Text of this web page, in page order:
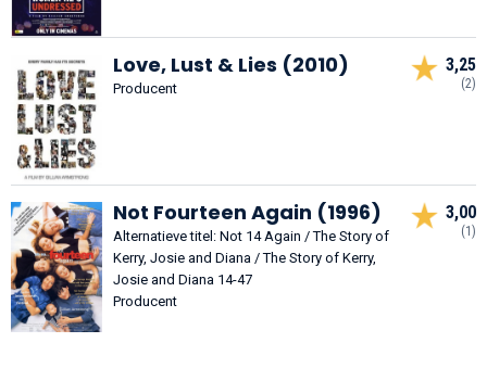
Love, Lust & Lies (2010)
Producent
3,25
(2)
Not Fourteen Again (1996)
Alternatieve titel: Not 14 Again / The Story of
Kerry, Josie and Diana / The Story of Kerry,
Josie and Diana 14-47
Producent
3,00
(1)